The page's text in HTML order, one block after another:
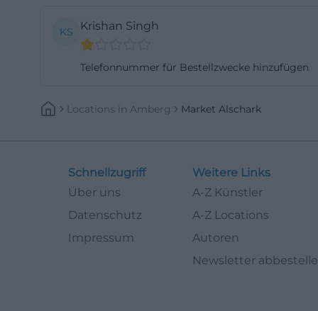
kombiniert mit
an den Shop
die Altstadt
Pakete
Zeit zu sparen.
schließen, sind
KS Krishan Singh
Telefonnummer für Bestellzwecke hinzufügen
Locations In Amberg Market Alschark
Schnellzugriff
Über uns
Datenschutz
Impressum
Weitere Links
A-Z Künstler
A-Z Locations
Autoren
Newsletter